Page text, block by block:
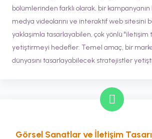
bölümlerinden farklı olarak, bir kampanyanın
medya videolarını ve interaktif web sitesini
yaklaşımla tasarlayabilen, çok yönlü "iletişim
yetiştirmeyi hedefler. Temel amaç, bir
dünyasını tasarlayabilecek stratejistler
Görsel Sanatlar ve İletişim